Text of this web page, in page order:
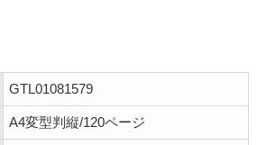
GTL01081579
A4変型判縦/120ページ